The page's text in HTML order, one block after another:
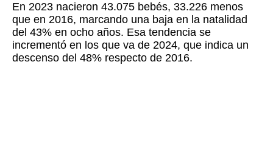
En 2023 nacieron 43.075 bebés, 33.226 menos
que en 2016, marcando una baja en la natalidad
del 43% en ocho años. Esa tendencia se
incrementó en los que va de 2024, que indica un
descenso del 48% respecto de 2016.